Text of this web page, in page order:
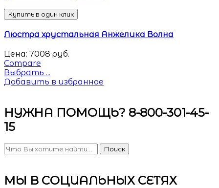
Купить в один клик
Люстра хрустальная Анжелика Волна
Цена: 7008 руб.
Compare
Выбрать ...
Добавить в избранное
НУЖНА ПОМОЩЬ? 8-800-301-45-
15
Поиск
МЫ В СОЦИАЛЬНЫХ СЕТЯХ